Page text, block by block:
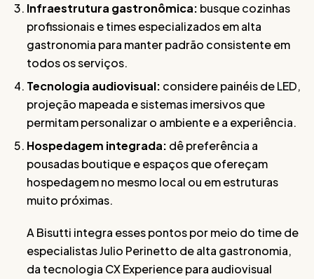
Infraestrutura gastronômica: busque cozinhas
profissionais e times especializados em alta
gastronomia para manter padrão consistente em
todos os serviços.
Tecnologia audiovisual: considere painéis de LED,
projeção mapeada e sistemas imersivos que
permitam personalizar o ambiente e a experiência.
Hospedagem integrada: dê preferência a
pousadas boutique e espaços que ofereçam
hospedagem no mesmo local ou em estruturas
muito próximas.
A Bisutti integra esses pontos por meio do time de
especialistas Julio Perinetto de alta gastronomia,
da tecnologia CX Experience para audiovisual